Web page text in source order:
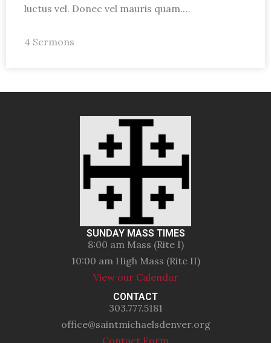
luctus vel. Donec vel mauris quam.…
4 Sermons
SUNDAY MASS TIMES
8:00 am Mass (Rite I)
10:00 am High Mass (Rite II)
View our Calendar
CONTACT
303.777.5181
office@saintmichaelsdenver.org